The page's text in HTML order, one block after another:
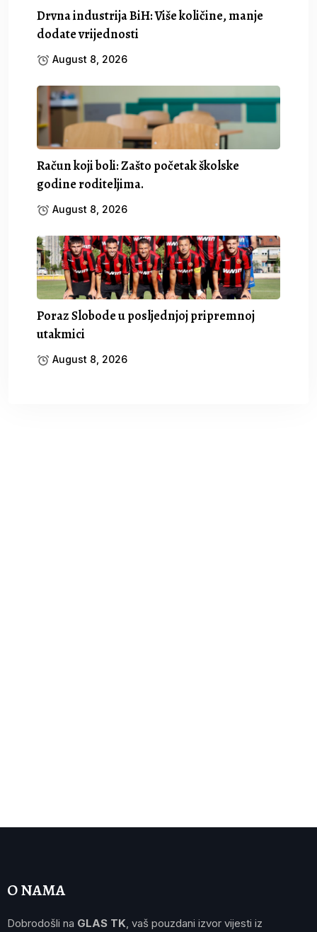
Drvna industrija BiH: Više količine, manje
dodate vrijednosti
August 8, 2026
Račun koji boli: Zašto početak školske
godine roditeljima.
August 8, 2026
Poraz Slobode u posljednjoj pripremnoj
utakmici
August 8, 2026
O NAMA
Dobrodošli na GLAS TK , vaš pouzdani izvor vijesti iz